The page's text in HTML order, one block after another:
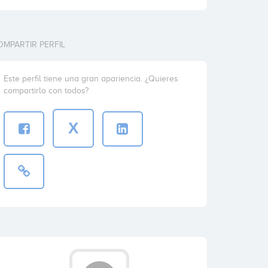
PERFIL
Este perfil tiene una gran apariencia. ¿Quieres
compartirlo con todos?
X